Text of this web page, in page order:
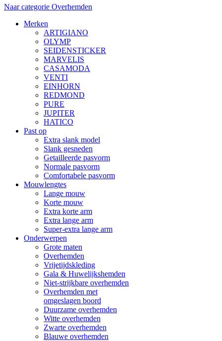
Naar categorie Overhemden
Merken
ARTIGIANO
OLYMP
SEIDENSTICKER
MARVELIS
CASAMODA
VENTI
EINHORN
REDMOND
PURE
JUPITER
HATICO
Past op
Extra slank model
Slank gesneden
Getailleerde pasvorm
Normale pasvorm
Comfortabele pasvorm
Mouwlengtes
Lange mouw
Korte mouw
Extra korte arm
Extra lange arm
Super-extra lange arm
Onderwerpen
Grote maten
Overhemden
Vrijetijdskleding
Gala & Huwelijkshemden
Niet-strijkbare overhemden
Overhemden met
omgeslagen boord
Duurzame overhemden
Witte overhemden
Zwarte overhemden
Blauwe overhemden